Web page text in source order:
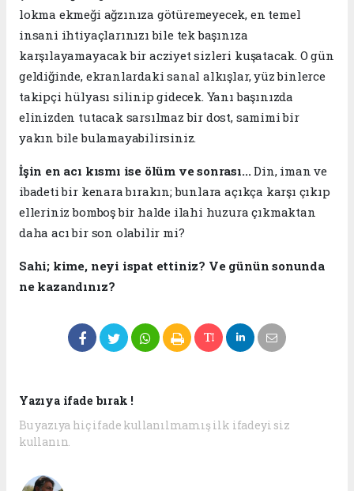
lokma ekmeği ağzınıza götüremeyecek, en temel
insani ihtiyaçlarınızı bile tek başınıza
karşılayamayacak bir acziyet sizleri kuşatacak. O gün
geldiğinde, ekranlardaki sanal alkışlar, yüz binlerce
takipçi hülyası silinip gidecek. Yanı başınızda
elinizden tutacak sarsılmaz bir dost, samimi bir
yakın bile bulamayabilirsiniz.
​İşin en acı kısmı ise ölüm ve sonrası... Din, iman ve
ibadeti bir kenara bırakın; bunlara açıkça karşı çıkıp
elleriniz bomboş bir halde ilahi huzura çıkmaktan
daha acı bir son olabilir mi?
​Sahi; kime, neyi ispat ettiniz? Ve günün sonunda
ne kazandınız?
Yazıya ifade bırak !
Bu yazıya hiç ifade kullanılmamış ilk ifadeyi siz
kullanın.